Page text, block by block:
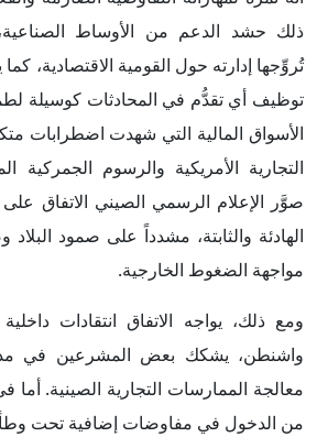
ذلك حشد الدعم من الأوساط
تُروِّجها إدارته حول القومية الاقتصادية،
توظيف أي تقدُّم في المحادثات كوسيلة
الأسواق المالية التي شهدت اضطرابات
التجارية الأمريكية والرسوم الجمركية
صوَّر الإعلام الرسمي الصيني الاتفاق على
الهادئة والثابتة، مشدداً على صمود
مواجهة الضغوط الخارجية.
ومع ذلك، يواجه الاتفاق انتقادات
واشنطن، يشكك بعض المشرعين في
معالجة الممارسات التجارية الصينية.
من الدخول في مفاوضات إضافية تحت